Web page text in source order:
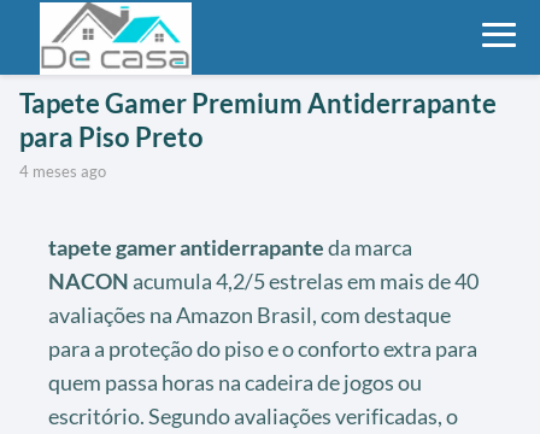
Tapete Gamer Premium Antiderrapante
para Piso Preto
4 meses ago
tapete gamer antiderrapanteda marca
NACON acumula 4,2/5 estrelas em mais de 40
avaliações na Amazon Brasil, com destaque
para a proteção do piso e o conforto extra para
quem passa horas na cadeira de jogos ou
escritório. Segundo avaliações verificadas, o